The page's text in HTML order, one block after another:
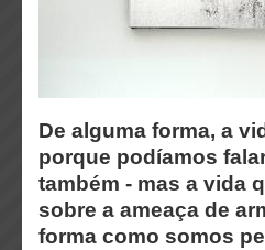
De alguma forma, a
porque podíamos
também - mas a vida
sobre a ameaça de
forma como somos